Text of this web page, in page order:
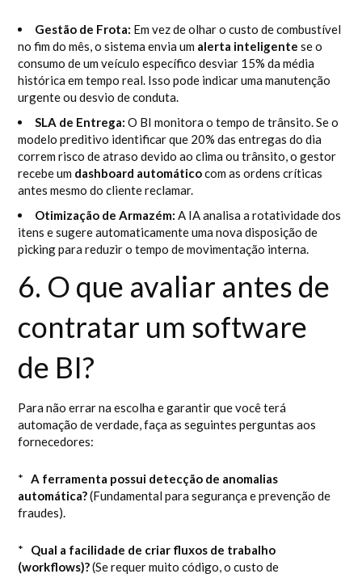
Gestão de Frota: Em vez de olhar o custo de combustível
no fim do mês, o sistema envia um alerta inteligente se o
consumo de um veículo específico desviar 15% da média
histórica em tempo real. Isso pode indicar uma manutenção
urgente ou desvio de conduta.
SLA de Entrega: O BI monitora o tempo de trânsito. Se o
modelo preditivo identificar que 20% das entregas do dia
correm risco de atraso devido ao clima ou trânsito, o gestor
recebe um dashboard automáticocom as ordens críticas
antes mesmo do cliente reclamar.
Otimização de Armazém: A IA analisa a rotatividade dos
itens e sugere automaticamente uma nova disposição de
picking para reduzir o tempo de movimentação interna.
6. O que avaliar antes de
contratar um software
de BI?
Para não errar na escolha e garantir que você terá
automação de verdade, faça as seguintes perguntas aos
fornecedores:
*A ferramenta possui detecção de anomalias
automática?(Fundamental para segurança e prevenção de
fraudes).
* Qual a facilidade de criar fluxos de trabalho
(workflows)?(Se requer muito código, o custo de